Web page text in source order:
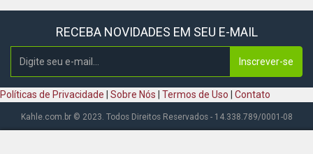
RECEBA NOVIDADES EM SEU E-MAIL
Inscrever-se
Políticas de Privacidade Sobre Nós Termos de Uso Contato
Kahle.com.br © 2023. Todos Direitos Reservados - 14.338.789/0001-08